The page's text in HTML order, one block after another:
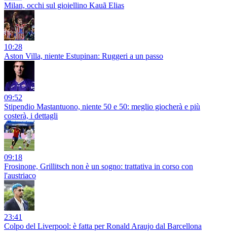
Milan, occhi sul gioiellino Kauã Elias
10:28
Aston Villa, niente Estupinan: Ruggeri a un passo
09:52
Stipendio Mastantuono, niente 50 e 50: meglio giocherà e più
costerà, i dettagli
09:18
Frosinone, Grillitsch non è un sogno: trattativa in corso con
l'austriaco
23:41
Colpo del Liverpool: è fatta per Ronald Araujo dal Barcellona